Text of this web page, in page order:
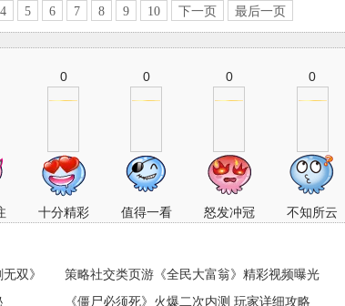
4 5 6 7 8 9 10 下一页 最后一页
0
十分精彩
0
值得一看
0
怒发冲冠
0
不知所云
双》
策略社交类页游《全民大富翁》精彩视频曝光
《僵尸必须死》火爆二次内测 玩家详细攻略